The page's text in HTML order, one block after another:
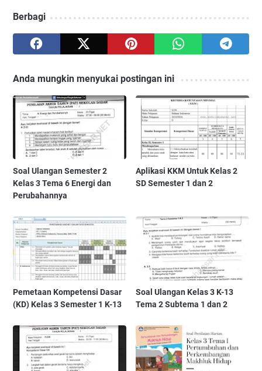
Berbagi
Anda mungkin menyukai postingan ini
Soal Ulangan Semester 2
Kelas 3 Tema 6 Energi dan
Perubahannya
Aplikasi KKM Untuk Kelas 2
SD Semester 1 dan 2
Pemetaan Kompetensi Dasar
(KD) Kelas 3 Semester 1 K-13
Soal Ulangan Kelas 3 K-13
Tema 2 Subtema 1 dan 2